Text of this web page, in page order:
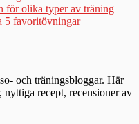
för olika typer av träning
5 favoritövningar
och träningsbloggar. Här
recept, recensioner av